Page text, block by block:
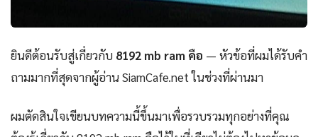
ยินดีต้อนรับสู่เกี่ยวกับ 8192 mb ram คือ — หัวข้อที่ผมได้รับคำ
ถามมากที่สุดจากผู้อ่าน SiamCafe.net ในช่วงที่ผ่านมา
ผมตัดสินใจเขียนบทความนี้ขึ้นมาเพื่อรวบรวมทุกอย่างที่คุณ